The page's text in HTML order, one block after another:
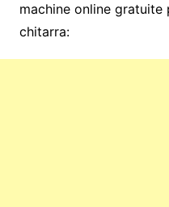
machine online gratuite
chitarra: